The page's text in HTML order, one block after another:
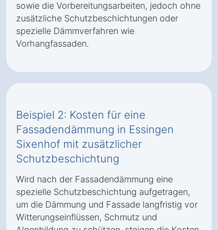
sowie die Vorbereitungsarbeiten, jedoch ohne
zusätzliche Schutzbeschichtungen oder
spezielle Dämmverfahren wie
Vorhangfassaden.
Beispiel 2: Kosten für eine
Fassadendämmung in Essingen
Sixenhof mit zusätzlicher
Schutzbeschichtung
Wird nach der Fassadendämmung eine
spezielle Schutzbeschichtung aufgetragen,
um die Dämmung und Fassade langfristig vor
Witterungseinflüssen, Schmutz und